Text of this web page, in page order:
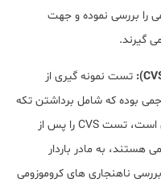
را بررسی نموده و جهت
گیرند.
تست نمونه گیری از
بوده که شامل برداشتن تکه
کوچکی از بافت جفت است. پزشک ممکن است، تست CVS را پس از
به مادر باردار
ناهنجاری های کروموزومی